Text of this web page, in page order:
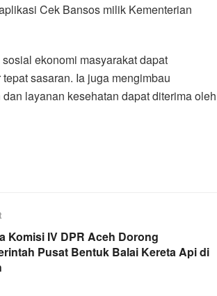
Cek Bansos milik Kementerian
ekonomi masyarakat dapat
sasaran. Ia juga mengimbau
layanan kesehatan dapat diterima oleh
Komisi IV DPR Aceh Dorong
Pusat Bentuk Balai Kereta Api di